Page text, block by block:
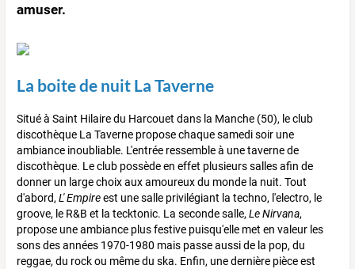
amuser.
La boite de nuit La Taverne
Situé à Saint Hilaire du Harcouet dans la Manche (50), le club
discothèque La Taverne propose chaque samedi soir une
ambiance inoubliable. L'entrée ressemble à une taverne de
discothèque. Le club possède en effet plusieurs salles afin de
donner un large choix aux amoureux du monde la nuit. Tout
d'abord, L' Empireest une salle privilégiant la techno, l'electro, le
groove, le R&B et la tecktonic. La seconde salle, Le Nirvana,
propose une ambiance plus festive puisqu'elle met en valeur les
sons des années 1970-1980 mais passe aussi de la pop, du
reggae, du rock ou même du ska. Enfin, une dernière pièce est